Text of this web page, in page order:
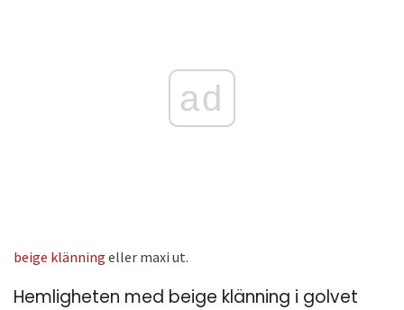
ad
beige klänning eller maxi ut.
Hemligheten med beige klänning i golvet